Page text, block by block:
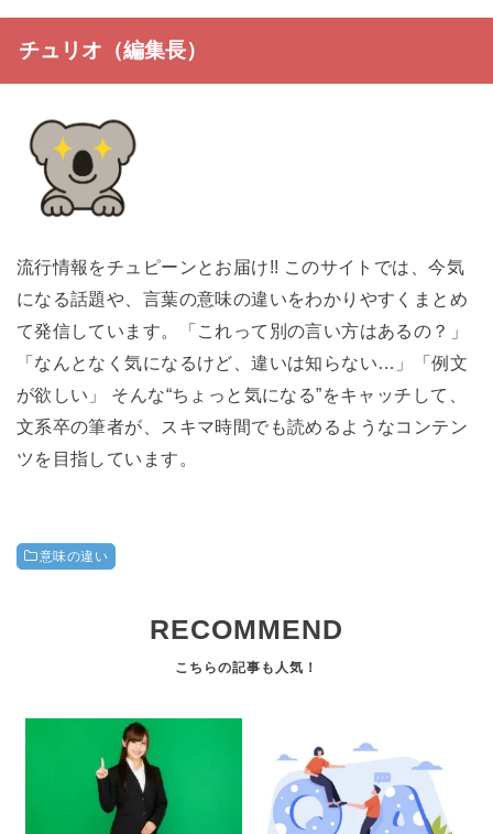
チュリオ（編集長）
流行情報をチュピーンとお届け!! このサイトでは、今気
になる話題や、言葉の意味の違いをわかりやすくまとめ
て発信しています。「これって別の言い方はあるの？」
「なんとなく気になるけど、違いは知らない…」「例文
が欲しい」 そんな“ちょっと気になる”をキャッチして、
文系卒の筆者が、スキマ時間でも読めるようなコンテン
ツを目指しています。
意味の違い
RECOMMEND